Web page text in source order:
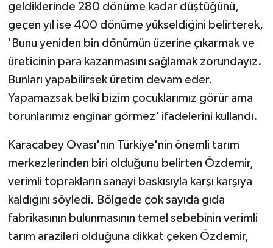
geldiklerinde 280 dönüme kadar düştüğünü,
geçen yıl ise 400 dönüme yükseldiğini belirterek,
'Bunu yeniden bin dönümün üzerine çıkarmak ve
üreticinin para kazanmasını sağlamak zorundayız.
Bunları yapabilirsek üretim devam eder.
Yapamazsak belki bizim çocuklarımız görür ama
torunlarımız enginar görmez' ifadelerini kullandı.
Karacabey Ovası'nın Türkiye'nin önemli tarım
merkezlerinden biri olduğunu belirten Özdemir,
verimli toprakların sanayi baskısıyla karşı karşıya
kaldığını söyledi. Bölgede çok sayıda gıda
fabrikasının bulunmasının temel sebebinin verimli
tarım arazileri olduğuna dikkat çeken Özdemir,